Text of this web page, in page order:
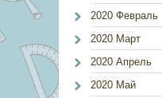
2020 Февраль
2020 Март
2020 Апрель
2020 Май